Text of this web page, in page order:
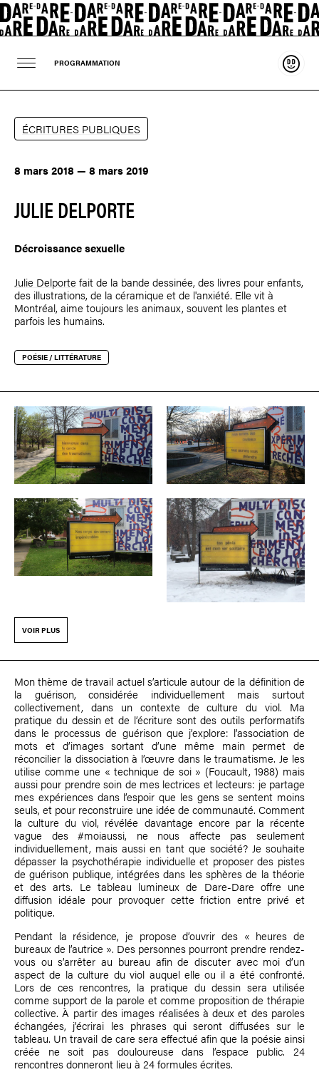
PROGRAMMATION
ÉCRITURES PUBLIQUES
8 mars 2018 — 8 mars 2019
JULIE DELPORTE
Décroissance sexuelle
Julie Delporte fait de la bande dessinée, des livres pour enfants,
des illustrations, de la céramique et de l'anxiété. Elle vit à
Montréal, aime toujours les animaux, souvent les plantes et
parfois les humains.
POÉSIE / LITTÉRATURE
VOIR PLUS
Mon thème de travail actuel s’articule autour de la définition de
la guérison, considérée individuellement mais surtout
collectivement, dans un contexte de culture du viol. Ma
pratique du dessin et de l’écriture sont des outils performatifs
dans le processus de guérison que j’explore: l’association de
mots et d’images sortant d’une même main permet de
réconcilier la dissociation à l’œuvre dans le traumatisme. Je les
utilise comme une « technique de soi » (Foucault, 1988) mais
aussi pour prendre soin de mes lectrices et lecteurs: je partage
mes expériences dans l’espoir que les gens se sentent moins
seuls, et pour reconstruire une idée de communauté. Comment
la culture du viol, révélée davantage encore par la récente
vague des #moiaussi, ne nous affecte pas seulement
individuellement, mais aussi en tant que société? Je souhaite
dépasser la psychothérapie individuelle et proposer des pistes
de guérison publique, intégrées dans les sphères de la théorie
et des arts. Le tableau lumineux de Dare-Dare offre une
diffusion idéale pour provoquer cette friction entre privé et
politique.
Pendant la résidence, je propose d’ouvrir des « heures de
bureaux de l’autrice ». Des personnes pourront prendre rendez-
vous ou s’arrêter au bureau afin de discuter avec moi d’un
aspect de la culture du viol auquel elle ou il a été confronté.
Lors de ces rencontres, la pratique du dessin sera utilisée
comme support de la parole et comme proposition de thérapie
collective. À partir des images réalisées à deux et des paroles
échangées, j’écrirai les phrases qui seront diffusées sur le
tableau. Un travail de care sera effectué afin que la poésie ainsi
créée ne soit pas douloureuse dans l’espace public. 24
rencontres donneront lieu à 24 formules écrites.